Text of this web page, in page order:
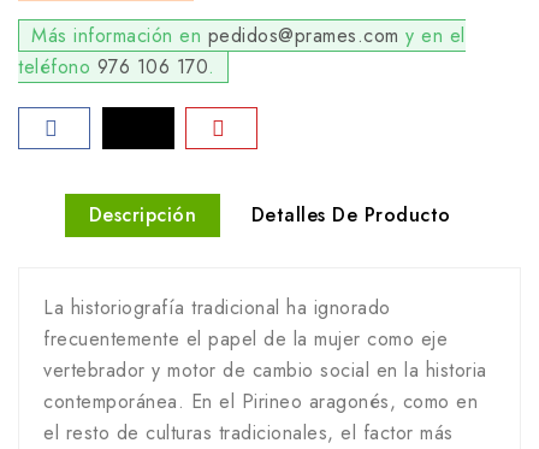
Más información en pedidos@prames.com y en el
teléfono 976 106 170.
Descripción Detalles De Producto
La historiografía tradicional ha ignorado
frecuentemente el papel de la mujer como eje
vertebrador y motor de cambio social en la historia
contemporánea. En el Pirineo aragonés, como en
el resto de culturas tradicionales, el factor más